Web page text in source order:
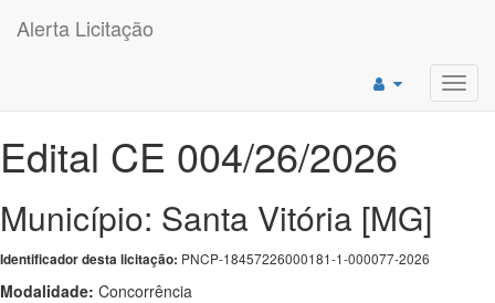
Alerta Licitação
Edital CE 004/26/2026
Município: Santa Vitória [MG]
Identificador desta licitação: PNCP-18457226000181-1-000077-2026
Modalidade: Concorrência